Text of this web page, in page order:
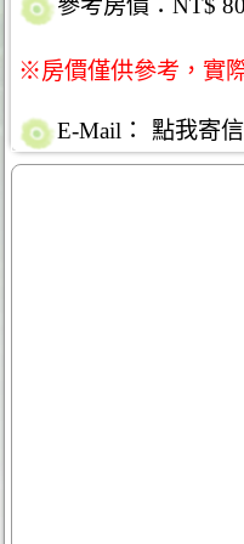
參考房價：NT$
※房價僅供參考，實
E-Mail： 點我寄信